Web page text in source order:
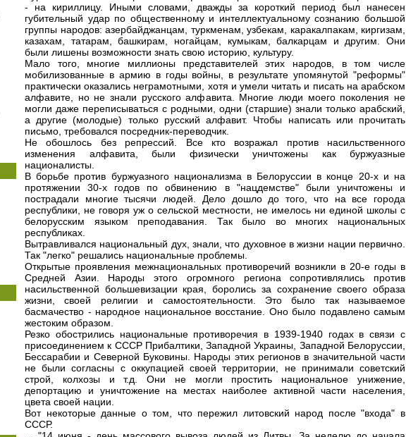
- на кириллицу. Иными словами, дважды за короткий период был нанесен
губительный удар по общественному и интеллектуальному сознанию большой
группы народов: азербайджанцам, туркменам, узбекам, каракалпакам, киргизам,
казахам, татарам, башкирам, ногайцам, кумыкам, балкарцам и другим. Они
были лишены возможности знать свою историю, культуру.
Мало того, многие миллионы представителей этих народов, в том числе
мобилизованные в армию в годы войны, в результате упомянутой "реформы"
практически оказались неграмотными, хотя и умели читать и писать на арабском
алфавите, но не знали русского алфавита. Многие люди моего поколения не
могли даже переписываться с родными, одни (старшие) знали только арабский,
а другие (молодые) только русский алфавит. Чтобы написать или прочитать
письмо, требовался посредник-переводчик.
Не обошлось без репрессий. Все кто возражал против насильственного
изменения алфавита, были физически уничтожены как буржуазные
националисты.
В борьбе против буржуазного национализма в Белоруссии в конце 20-х и на
протяжении 30-х годов по обвинению в "нацдемстве" были уничтожены и
пострадали многие тысячи людей. Дело дошло до того, что на все города
республики, не говоря уж о сельской местности, не имелось ни единой школы с
белорусским языком преподавания. Так было во многих национальных
республиках.
Вытравливался национальный дух, знали, что духовное в жизни нации первично.
Так "легко" решались национальные проблемы.
Открытые проявления межнациональных противоречий возникли в 20-е годы в
Средней Азии. Народы этого огромного региона сопротивлялись против
насильственной большевизации края, боролись за сохранение своего образа
жизни, своей религии и самостоятельности. Это было так называемое
басмачество - народное национальное восстание. Оно было подавлено самым
жестоким образом.
Резко обострились национальные противоречия в 1939-1940 годах в связи с
присоединением к СССР Прибалтики, Западной Украины, Западной Белоруссии,
Бессарабии и Северной Буковины. Народы этих регионов в значительной части
не были согласны с оккупацией своей территории, не принимали советский
строй, колхозы и т.д. Они не могли простить национальное унижение,
депортацию и уничтожение на местах наиболее активной части населения,
цвета своей нации.
Вот некоторые данные о том, что пережил литовский народ после "входа" в
СССР.